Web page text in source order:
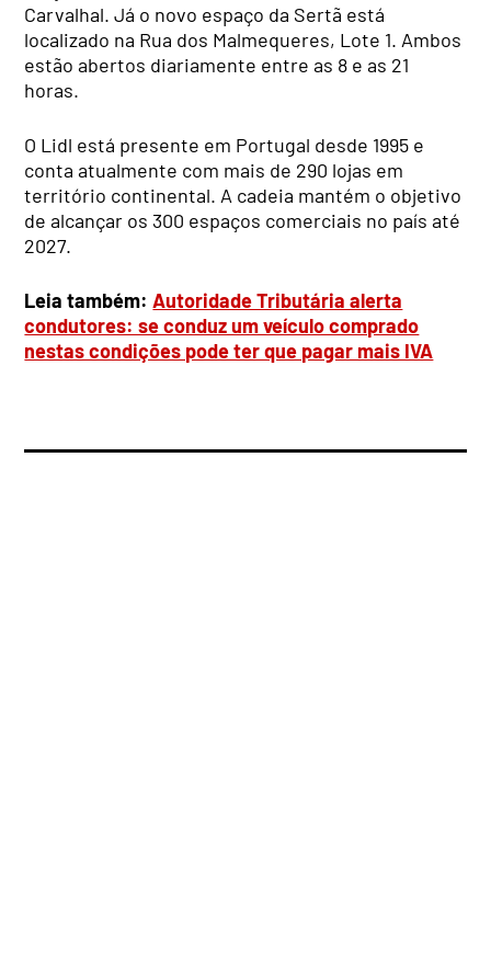
Carvalhal. Já o novo espaço da Sertã está
localizado na Rua dos Malmequeres, Lote 1. Ambos
estão abertos diariamente entre as 8 e as 21
horas.
O Lidl está presente em Portugal desde 1995 e
conta atualmente com mais de 290 lojas em
território continental. A cadeia mantém o objetivo
de alcançar os 300 espaços comerciais no país até
2027.
Leia também:Autoridade Tributária alerta
condutores: se conduz um veículo comprado
nestas condições pode ter que pagar mais IVA